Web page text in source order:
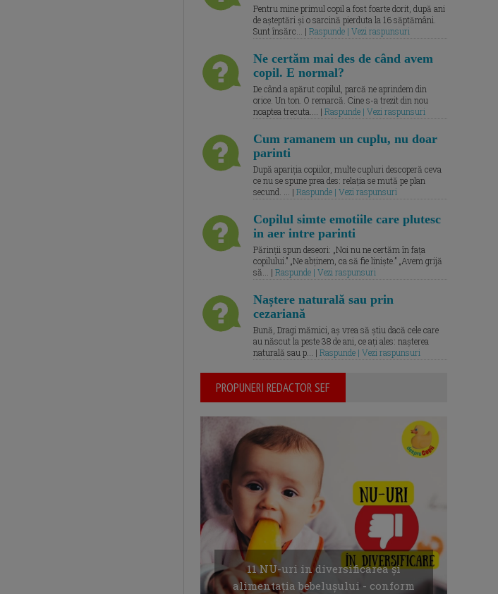
Pentru mine primul copil a fost foarte dorit, după ani
de așteptări și o sarcină pierduta la 16 săptămâni.
Sunt însărc... | Raspunde | Vezi raspunsuri
Ne certăm mai des de când avem
copil. E normal?
De când a apărut copilul, parcă ne aprindem din
orice. Un ton. O remarcă. Cine s-a trezit din nou
noaptea trecuta.... | Raspunde | Vezi raspunsuri
Cum ramanem un cuplu, nu doar
parinti
După apariția copiilor, multe cupluri descoperă ceva
ce nu se spune prea des: relația se mută pe plan
secund. ... | Raspunde | Vezi raspunsuri
Copilul simte emotiile care plutesc
in aer intre parinti
Părinții spun deseori: „Noi nu ne certăm în fața
copilului.” „Ne abținem, ca să fie liniște.” „Avem grijă
să... | Raspunde | Vezi raspunsuri
Naștere naturală sau prin
cezariană
Bună, Dragi mămici, aș vrea să știu dacă cele care
au născut la peste 38 de ani, ce ați ales: nașterea
naturală sau p... | Raspunde | Vezi raspunsuri
PROPUNERI REDACTOR SEF
11 NU-uri in diversificarea și
alimentația bebelușului - conform